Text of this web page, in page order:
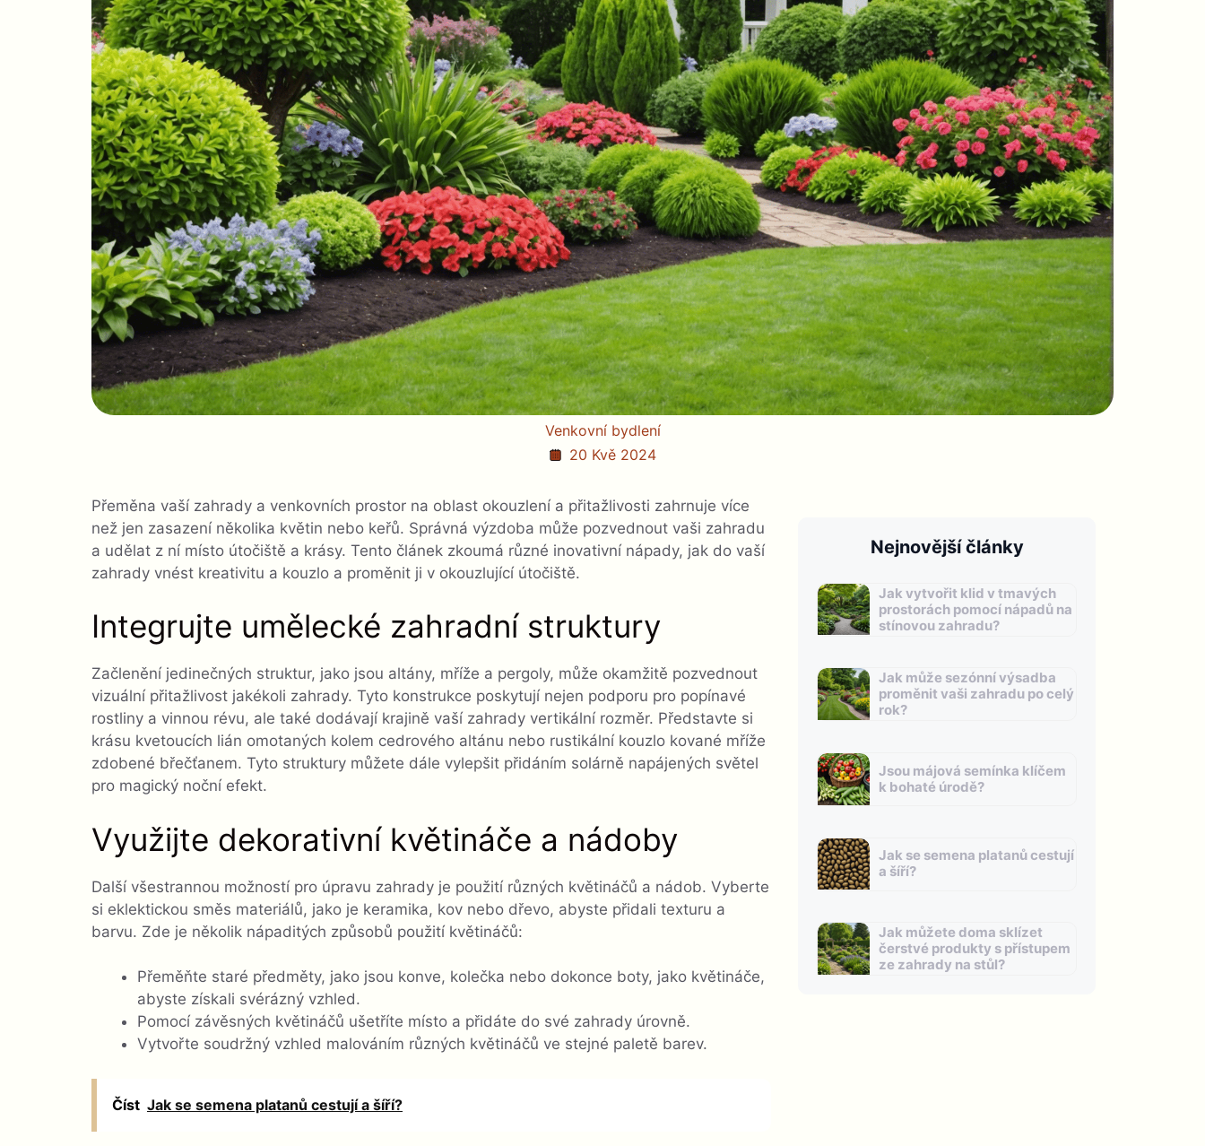
Venkovní bydlení
20 Kvě 2024
Přeměna vaší zahrady a venkovních prostor na oblast okouzlení a přitažlivosti zahrnuje více
než jen zasazení několika květin nebo keřů. Správná výzdoba může pozvednout vaši zahradu
a udělat z ní místo útočiště a krásy. Tento článek zkoumá různé inovativní nápady, jak do vaší
zahrady vnést kreativitu a kouzlo a proměnit ji v okouzlující útočiště.
Integrujte umělecké zahradní struktury
Začlenění jedinečných struktur, jako jsou altány, mříže a pergoly, může okamžitě pozvednout
vizuální přitažlivost jakékoli zahrady. Tyto konstrukce poskytují nejen podporu pro popínavé
rostliny a vinnou révu, ale také dodávají krajině vaší zahrady vertikální rozměr. Představte si
krásu kvetoucích lián omotaných kolem cedrového altánu nebo rustikální kouzlo kované mříže
zdobené břečťanem. Tyto struktury můžete dále vylepšit přidáním solárně napájených světel
pro magický noční efekt.
Využijte dekorativní květináče a nádoby
Další všestrannou možností pro úpravu zahrady je použití různých květináčů a nádob. Vyberte
si eklektickou směs materiálů, jako je keramika, kov nebo dřevo, abyste přidali texturu a
barvu. Zde je několik nápaditých způsobů použití květináčů:
Přeměňte staré předměty, jako jsou konve, kolečka nebo dokonce boty, jako květináče,
abyste získali svérázný vzhled.
Pomocí závěsných květináčů ušetříte místo a přidáte do své zahrady úrovně.
Vytvořte soudržný vzhled malováním různých květináčů ve stejné paletě barev.
Číst Jak se semena platanů cestují a šíří?
Nejnovější články
Jak vytvořit klid v tmavých
prostorách pomocí nápadů na
stínovou zahradu?
Jak může sezónní výsadba
proměnit vaši zahradu po celý
rok?
Jsou májová semínka klíčem
k bohaté úrodě?
Jak se semena platanů cestují
a šíří?
Jak můžete doma sklízet
čerstvé produkty s přístupem
ze zahrady na stůl?